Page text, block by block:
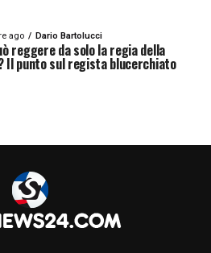
e di continuità con il
concreta sembra
separazione. Il motivo è
Serie A
gli spazi per
centrale nel
ago Dario Bartolucci
reggere da solo la regia della
Il punto sul regista blucerchiato